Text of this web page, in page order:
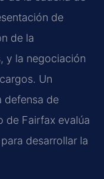
de
de la
y la negociación
Un
defensa de
de Fairfax evalúa
desarrollar la